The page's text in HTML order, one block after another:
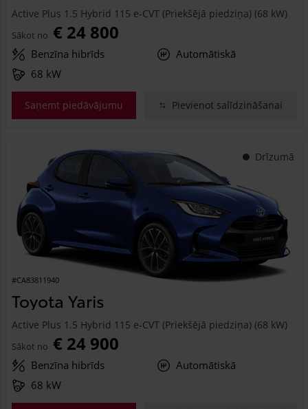
Active Plus 1.5 Hybrid 115 e-CVT (Priekšējā piedziņa) (68 kW)
Sākot no € 24 800
Benzīna hibrīds
Automātiskā
68 kW
Saņemt piedāvājumu Pievienot salīdzināšanai
Drīzumā
#CA83811940
Toyota Yaris
Active Plus 1.5 Hybrid 115 e-CVT (Priekšējā piedziņa) (68 kW)
Sākot no € 24 900
Benzīna hibrīds
Automātiskā
68 kW